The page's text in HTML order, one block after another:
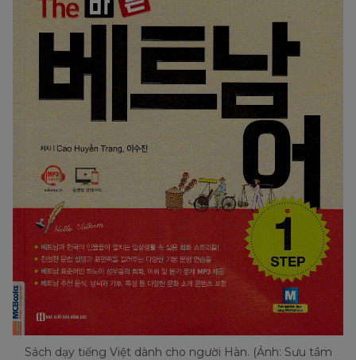
Sách dạy tiếng Việt dành cho người Hàn. (Ảnh: Sưu tầm